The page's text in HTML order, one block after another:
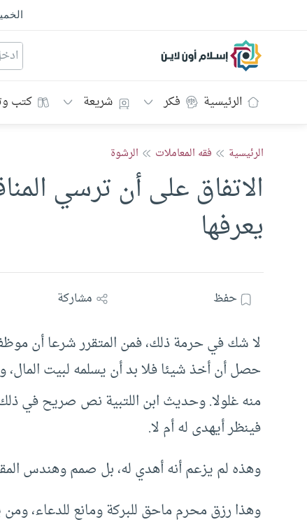
إسلام أون لاين
الرئيسية فكر شريعة كتب
الرئيسية فقه المعاملات الرشوة
الاتفاق على أن ترسي
يعرفها
حفظ مشاركة
لا شك في حرمة ذلك، فمن المتقرر شرعا أن
حصل أن أخذ شيئا فلا بد أن يسلمه لبيت المال،
منه غلولا. وحديث ابن اللتبية نص صريح في
فينظر أيهدى له أم لا.
وهذه لم يزعم أنه أهدي له، بل صمم وهندس
وهذا رزق محرم ماحق للبركة ومانع للدعاء،